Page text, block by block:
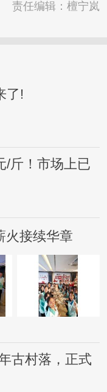
责任编辑：檀宁岚
了!
/斤！市场上已
火接续华章
古村落，正式